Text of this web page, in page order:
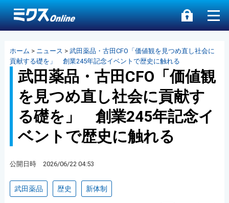
ホーム > ニュース > 武田薬品・古田CFO「価値観を見つめ直し社会に
貢献する礎を」 創業245年記念イベントで歴史に触れる
武田薬品・古田CFO「価値観
を見つめ直し社会に貢献す
る礎を」 創業245年記念イ
ベントで歴史に触れる
公開日時 2026/06/22 04:53
武田薬品 歴史 新体制